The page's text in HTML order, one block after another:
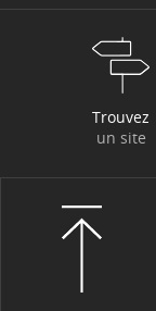
Trouvez
un site